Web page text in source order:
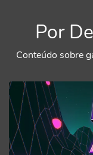
Por
Conteúdo sobre